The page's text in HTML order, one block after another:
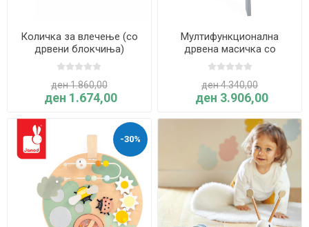
Количка за влечење (со
дрвени блокчиња)
ПОЛЖАВ - Sweet Cocoon -
Janod
ден 1.860,00
ден 1.674,00
Мултифункционална
дрвена масичка со
активности ГРАДИНА -
Sweet Cocoon (со
прилагодлива висина) -
Janod
ден 4.340,00
ден 3.906,00
-30%